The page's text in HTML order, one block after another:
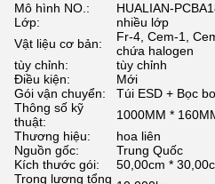
Mô hình NO.:
HUALIAN-
Lớp:
nhiều lớp
Vật liệu cơ bản:
Fr-4, Cem-1,
chứa halogen
tùy chỉnh:
tùy chỉnh
Điều kiện:
Mới
Gói vận chuyển:
Túi ESD + Bọc
Thông số kỹ
thuật:
1000MM *
Thương hiệu:
hoa liên
Nguồn gốc:
Trung Quốc
Kích thước gói:
50,00cm *
Trọng lượng tổng